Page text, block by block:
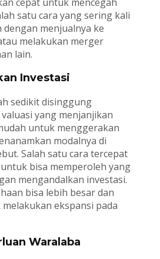
cepat untuk mencegah
satu cara yang sering kali
menjualnya ke
melakukan merger
lain.
Investasi
sedikit disinggung
yang menjanjikan
untuk menggerakan
modalnya di
Salah satu cara tercepat
bisa memperoleh yang
mengandalkan investasi.
bisa lebih besar dan
ekspansi pada
Waralaba